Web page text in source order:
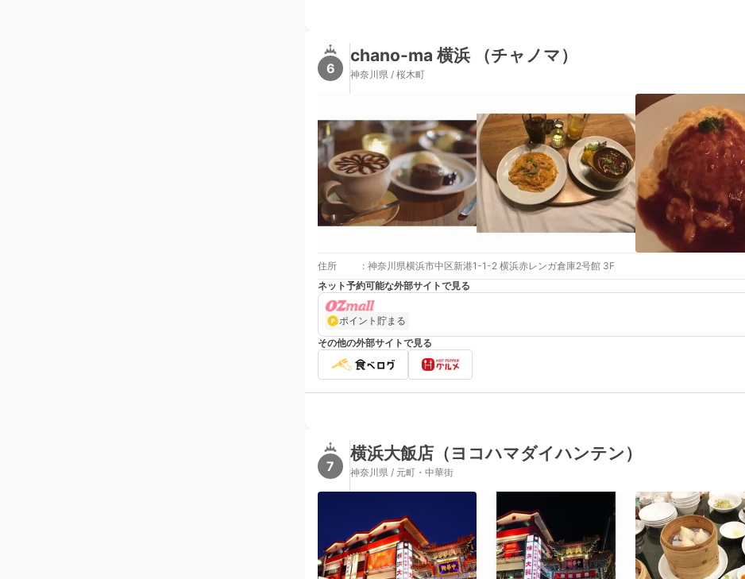
6
chano-ma 横浜 （チャノマ）
神奈川県 / 桜木町
住所 : 神奈川県横浜市中区新港1-1-2 横浜赤レンガ倉庫2号館 3F
ネット予約可能な外部サイトで見る
ポイント貯まる
その他の外部サイトで見る
7
横浜大飯店（ヨコハマダイハンテン）
神奈川県 / 元町・中華街